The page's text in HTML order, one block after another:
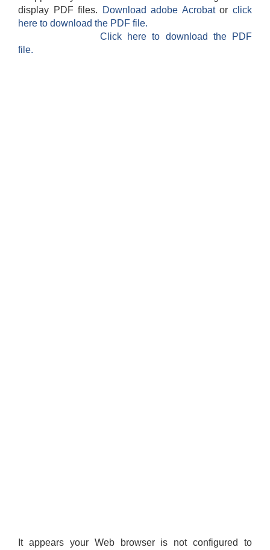
display PDF files.
Download adobe Acrobatorclick
here to download the PDF file.
Click here to download the PDF
file.
It appears your Web browser is not configured to